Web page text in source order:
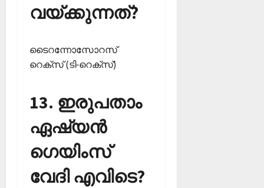
വയ്ക്കുന്നത്?
ടൈറന്നോസോറസ്
റെക്‌സ് (ടി-റെക്‌സ്)
13. ഇരുപതാം
ഏഷ്യന്‍
ഗെയിംസ്
വേദി എവിടെ?